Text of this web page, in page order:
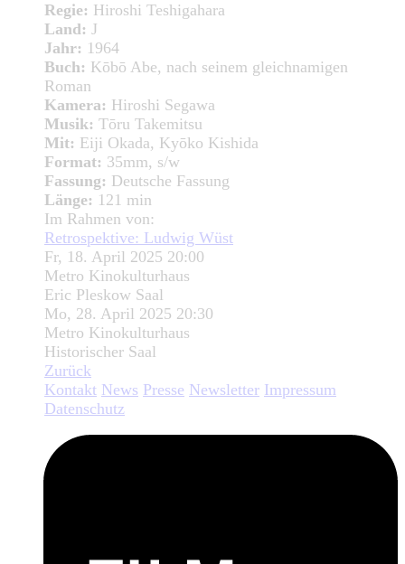
Regie: Hiroshi Teshigahara
Land: J
Jahr: 1964
Buch: Kōbō Abe, nach seinem gleichnamigen
Roman
Kamera: Hiroshi Segawa
Musik: Tōru Takemitsu
Mit: Eiji Okada, Kyōko Kishida
Format: 35mm, s/w
Fassung: Deutsche Fassung
Länge: 121 min
Im Rahmen von:
Retrospektive: Ludwig Wüst
Fr, 18. April 2025 20:00
Metro Kinokulturhaus
Eric Pleskow Saal
Mo, 28. April 2025 20:30
Metro Kinokulturhaus
Historischer Saal
Zurück
Kontakt News Presse Newsletter Impressum
Datenschutz